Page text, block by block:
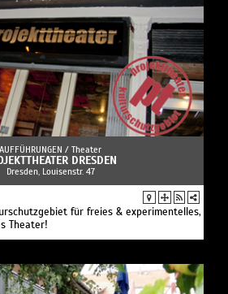
AUFFÜHRUNGEN / Theater
DRESDEN
Dresden, Louisenstr. 47
für freies & experimentelles,
Theater!